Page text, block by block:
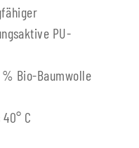
PU-
Bio-Baumwolle
C